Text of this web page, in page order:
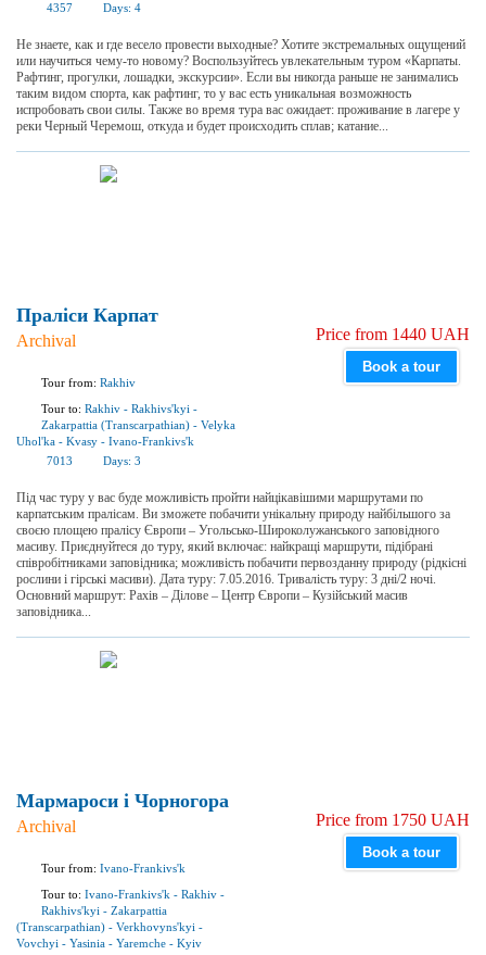
4357
Days: 4
Не знаете, как и где весело провести выходные? Хотите экстремальных ощущений
или научиться чему-то новому? Воспользуйтесь увлекательным туром «Карпаты.
Рафтинг, прогулки, лошадки, экскурсии». Если вы никогда раньше не занимались
таким видом спорта, как рафтинг, то у вас есть уникальная возможность
испробовать свои силы. Также во время тура вас ожидает: проживание в лагере у
реки Черный Черемош, откуда и будет происходить сплав; катание...
Праліси Карпат
Archival
Tour from: Rakhiv
Tour to: Rakhiv - Rakhivs'kyi -
Zakarpattia (Transcarpathian) - Velyka
Uhol'ka - Kvasy - Ivano-Frankivs'k
7013
Days: 3
Price from 1440 UAH
Book a tour
Під час туру у вас буде можливість пройти найцікавішими маршрутами по
карпатським пралісам. Ви зможете побачити унікальну природу найбільшого за
своєю площею пралісу Європи – Угольсько-Широколужанського заповідного
масиву. Приєднуйтеся до туру, який включає: найкращі маршрути, підібрані
співробітниками заповідника; можливість побачити первозданну природу (рідкісні
рослини і гірські масиви). Дата туру: 7.05.2016. Тривалість туру: 3 дні/2 ночі.
Основний маршрут: Рахів – Ділове – Центр Європи – Кузійський масив
заповідника...
Мармароси і Чорногора
Archival
Tour from: Ivano-Frankivs'k
Tour to: Ivano-Frankivs'k - Rakhiv -
Rakhivs'kyi - Zakarpattia
(Transcarpathian) - Verkhovyns'kyi -
Vovchyi - Yasinia - Yaremchе - Kyiv
Price from 1750 UAH
Book a tour